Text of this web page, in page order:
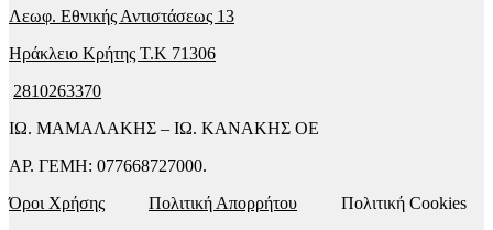
Λεωφ. Εθνικής Αντιστάσεως 13
Ηράκλειο Κρήτης T.K 71306
2810263370
ΙΩ. ΜΑΜΑΛΑΚΗΣ – ΙΩ. ΚΑΝΑΚΗΣ ΟΕ
ΑΡ. ΓΕΜΗ: 077668727000.
Όροι Χρήσης
Πολιτική Απορρήτου Πολιτική Cookies